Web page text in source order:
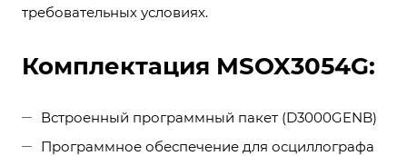
требовательных условиях.
Комплектация MSOX3054G:
Встроенный программный пакет (D3000GENB)
Программное обеспечение для осциллографа